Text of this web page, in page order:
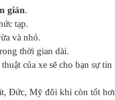
giản.
tạp.
và nhỏ.
thời gian dài.
của xe sẽ cho bạn sự
Đức, Mỹ đôi khi còn tốt